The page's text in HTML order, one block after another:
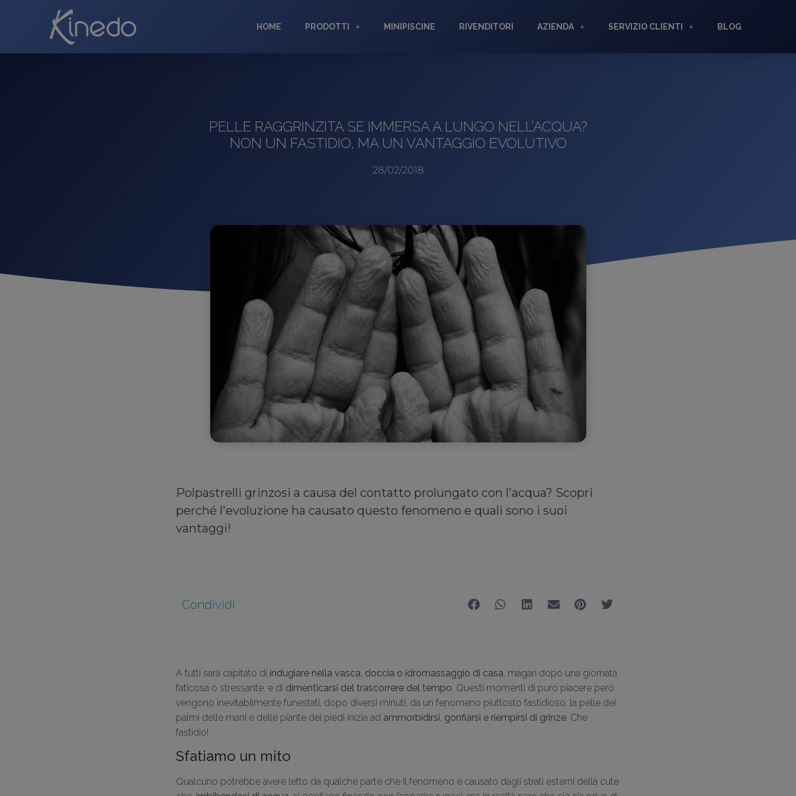
HOME PRODOTTI MINIPISCINE RIVENDITORI AZIENDA SERVIZIO CLIENTI BLOG
PELLE RAGGRINZITA SE IMMERSA A LUNGO NELL’ACQUA?
NON UN FASTIDIO, MA UN VANTAGGIO EVOLUTIVO
28/02/2018
Polpastrelli grinzosi a causa del contatto prolungato con l'acqua? Scopri
perché l'evoluzione ha causato questo fenomeno e quali sono i suoi
vantaggi!
Condividi
A tutti sarà capitato di indugiare nella vasca, doccia o idromassaggio di casa, magari dopo una giornata
faticosa o stressante, e di dimenticarsi del trascorrere del tempo. Questi momenti di puro piacere però
vengono inevitabilmente funestati, dopo diversi minuti, da un fenomeno piuttosto fastidioso: la pelle dei
palmi delle mani e delle piante dei piedi inizia ad ammorbidirsi, gonfiarsi e riempirsi di grinze. Che
fastidio!
Sfatiamo un mito
Qualcuno potrebbe avere letto da qualche parte che il fenomeno è causato dagli strati esterni della cute